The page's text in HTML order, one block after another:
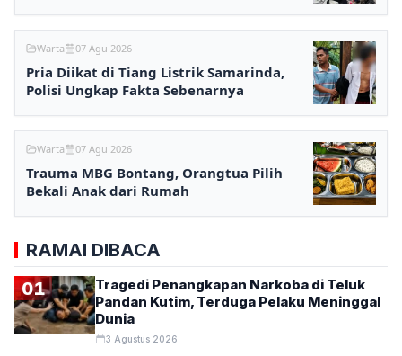
Warta 07 Agu 2026
Pria Diikat di Tiang Listrik Samarinda,
Polisi Ungkap Fakta Sebenarnya
Warta 07 Agu 2026
Trauma MBG Bontang, Orangtua Pilih
Bekali Anak dari Rumah
RAMAI DIBACA
01
Tragedi Penangkapan Narkoba di Teluk
Pandan Kutim, Terduga Pelaku Meninggal
Dunia
3 Agustus 2026